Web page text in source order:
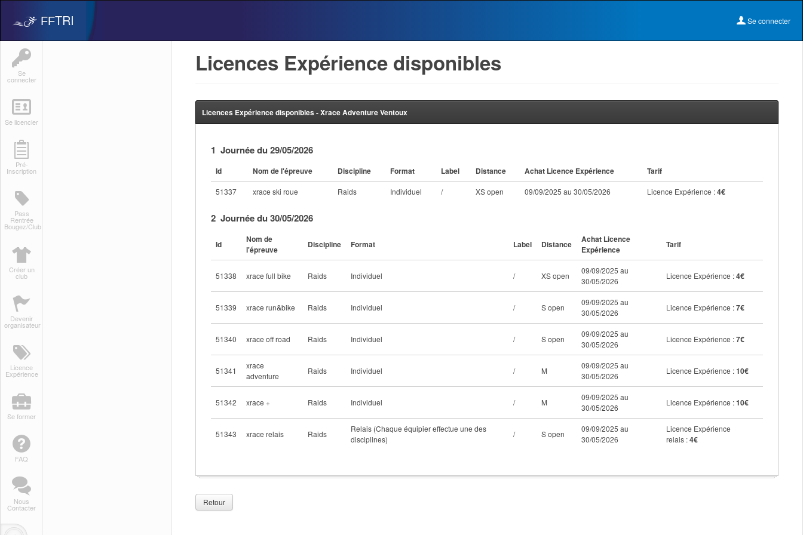
FFTRI Se connecter
Se
connecter
Se licencier
Pré-
Inscription
Pass
Rentrée
Bougez/Club
Créer un
club
Devenir
organisateur
Licence
Expérience
Se former
FAQ
Nous
Contacter
Licences Expérience disponibles
Licences Expérience disponibles - Xrace Adventure Ventoux
1 Journée du 29/05/2026
Id Nom de l'épreuve Discipline Format Label Distance Achat Licence Expérience Tarif
51337 xrace ski roue Raids Individuel / XS open 09/09/2025 au 30/05/2026 Licence Expérience :4€
2 Journée du 30/05/2026
Id
Nom de
l'épreuve
Discipline Format Label Distance
Achat Licence
Expérience
Tarif
51338 xrace full bike Raids Individuel / XS open
09/09/2025 au
30/05/2026
Licence Expérience :4€
51339 xrace run&bike Raids Individuel / S open
09/09/2025 au
30/05/2026
Licence Expérience :7€
51340 xrace off road Raids Individuel / S open
09/09/2025 au
30/05/2026
Licence Expérience :7€
51341
xrace
adventure
Raids Individuel / M
09/09/2025 au
30/05/2026
Licence Expérience :10€
51342 xrace + Raids Individuel / M
09/09/2025 au
30/05/2026
Licence Expérience :10€
51343 xrace relais Raids
Relais (Chaque équipier effectue une des
disciplines)
/ S open
09/09/2025 au
30/05/2026
Licence Expérience
relais :4€
Retour